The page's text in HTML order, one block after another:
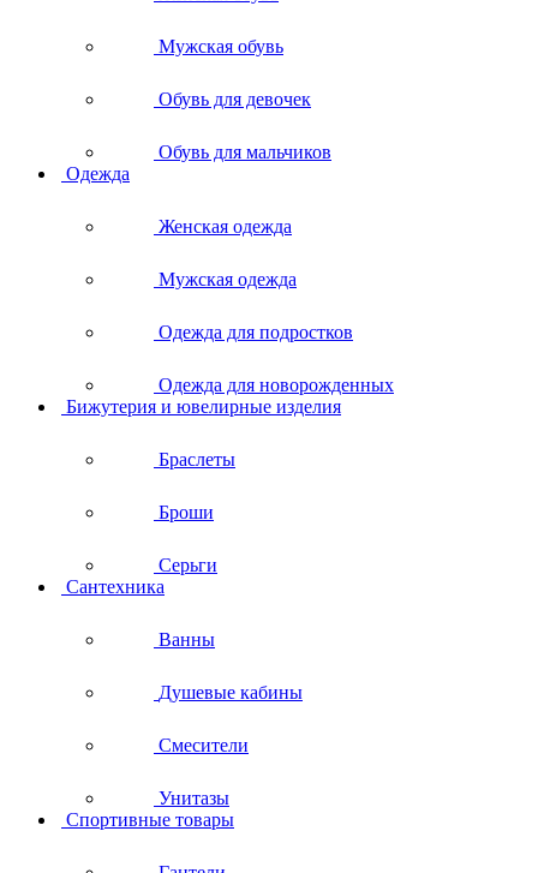
Мужская обувь
Обувь для девочек
Обувь для мальчиков
Одежда
Женская одежда
Мужская одежда
Одежда для подростков
Одежда для новорожденных
Бижутерия и ювелирные изделия
Браслеты
Броши
Серьги
Сантехника
Ванны
Душевые кабины
Смесители
Унитазы
Спортивные товары